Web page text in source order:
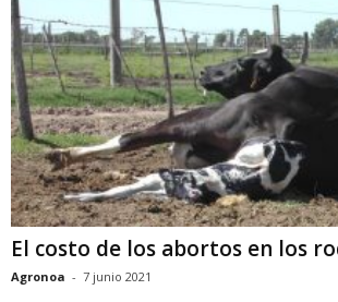
El costo de los abortos en los
Agronoa - 7 junio 2021